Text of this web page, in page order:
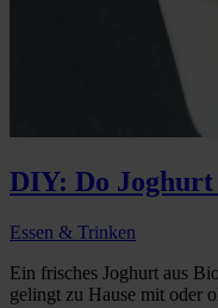
DIY: Do Joghurt
Essen & Trinken
Ein frisches Joghurt aus
gelingt zu Hause mit oder